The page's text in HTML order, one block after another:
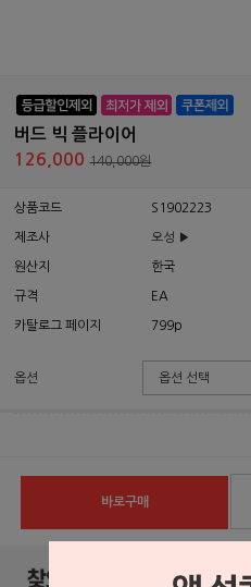
버드 빅 플라이어
126,000140,000원
상품코드 S1902223
제조사 오성 ▶
원산지 한국
규격 EA
카탈로그 페이지 799p
옵션
바로구매